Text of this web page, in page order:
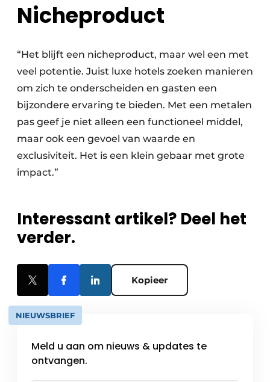
Nicheproduct
“Het blijft een nicheproduct, maar wel een met
veel potentie. Juist luxe hotels zoeken manieren
om zich te onderscheiden en gasten een
bijzondere ervaring te bieden. Met een metalen
pas geef je niet alleen een functioneel middel,
maar ook een gevoel van waarde en
exclusiviteit. Het is een klein gebaar met grote
impact.”
Interessant artikel? Deel het
verder.
Kopieer
NIEUWSBRIEF
Meld u aan om nieuws & updates te
ontvangen.